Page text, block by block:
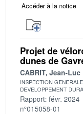
Accéder à la notice
Projet de
dunes de
CABRIT, Jean-Luc
INSPECTION
DEVELOPPEMENT
Rapport: févr. 2024
n°015058-01